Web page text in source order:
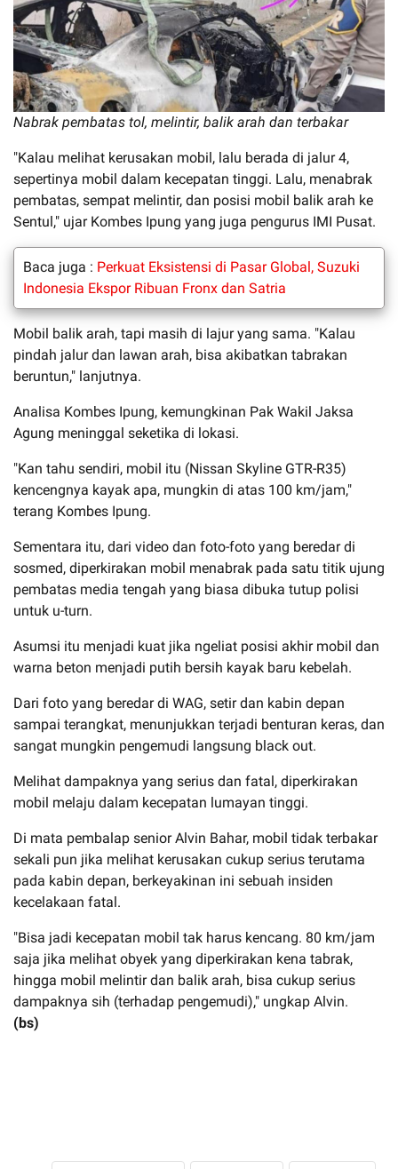
Nabrak pembatas tol, melintir, balik arah dan terbakar
"Kalau melihat kerusakan mobil, lalu berada di jalur 4,
sepertinya mobil dalam kecepatan tinggi. Lalu, menabrak
pembatas, sempat melintir, dan posisi mobil balik arah ke
Sentul," ujar Kombes Ipung yang juga pengurus IMI Pusat.
Baca juga : Perkuat Eksistensi di Pasar Global, Suzuki
Indonesia Ekspor Ribuan Fronx dan Satria
Mobil balik arah, tapi masih di lajur yang sama. "Kalau
pindah jalur dan lawan arah, bisa akibatkan tabrakan
beruntun," lanjutnya.
Analisa Kombes Ipung, kemungkinan Pak Wakil Jaksa
Agung meninggal seketika di lokasi.
"Kan tahu sendiri, mobil itu (Nissan Skyline GTR-R35)
kencengnya kayak apa, mungkin di atas 100 km/jam,"
terang Kombes Ipung.
Sementara itu, dari video dan foto-foto yang beredar di
sosmed, diperkirakan mobil menabrak pada satu titik ujung
pembatas media tengah yang biasa dibuka tutup polisi
untuk u-turn.
Asumsi itu menjadi kuat jika ngeliat posisi akhir mobil dan
warna beton menjadi putih bersih kayak baru kebelah.
Dari foto yang beredar di WAG, setir dan kabin depan
sampai terangkat, menunjukkan terjadi benturan keras, dan
sangat mungkin pengemudi langsung black out.
Melihat dampaknya yang serius dan fatal, diperkirakan
mobil melaju dalam kecepatan lumayan tinggi.
Di mata pembalap senior Alvin Bahar, mobil tidak terbakar
sekali pun jika melihat kerusakan cukup serius terutama
pada kabin depan, berkeyakinan ini sebuah insiden
kecelakaan fatal.
"Bisa jadi kecepatan mobil tak harus kencang. 80 km/jam
saja jika melihat obyek yang diperkirakan kena tabrak,
hingga mobil melintir dan balik arah, bisa cukup serius
dampaknya sih (terhadap pengemudi)," ungkap Alvin.
(bs)